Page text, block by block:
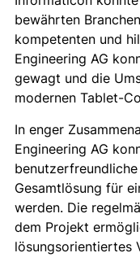
bewährten
kompetenten und
Engineering AG
gewagt und die
modernen Tablet-
In enger
Engineering AG
Gesamtlösung für
werden. Die
dem Projekt
lösungsorientiertes